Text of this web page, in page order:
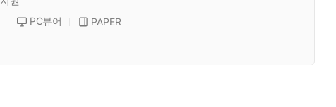
PC뷰어 PAPER